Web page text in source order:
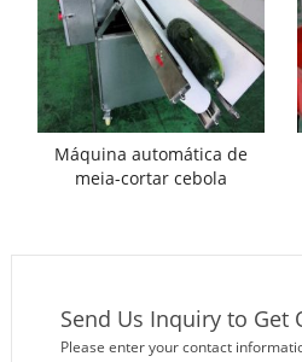
Máquina automática de
meia-cortar cebola
Send Us Inquiry to Get
Please enter your contact